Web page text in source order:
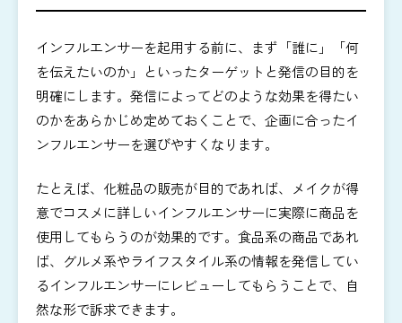
インフルエンサーを起用する前に、まず「誰に」「何
を伝えたいのか」といったターゲットと発信の目的を
明確にします。発信によってどのような効果を得たい
のかをあらかじめ定めておくことで、企画に合ったイ
ンフルエンサーを選びやすくなります。
たとえば、化粧品の販売が目的であれば、メイクが得
意でコスメに詳しいインフルエンサーに実際に商品を
使用してもらうのが効果的です。食品系の商品であれ
ば、グルメ系やライフスタイル系の情報を発信してい
るインフルエンサーにレビューしてもらうことで、自
然な形で訴求できます。